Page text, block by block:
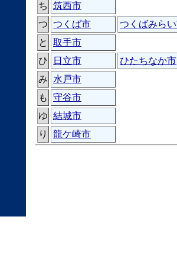
ち 筑西市
つ つくば市 つくばみら
と
取手市
ひ
日立市
ひたちなか市
み 水戸市
も 守谷市
ゆ 結城市
り
龍ケ崎市